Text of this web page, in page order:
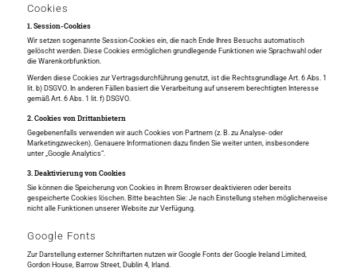
Cookies
1. Session-Cookies
Wir setzen sogenannte Session-Cookies ein, die nach Ende Ihres Besuchs automatisch
gelöscht werden. Diese Cookies ermöglichen grundlegende Funktionen wie Sprachwahl oder
die Warenkorbfunktion.
Werden diese Cookies zur Vertragsdurchführung genutzt, ist die Rechtsgrundlage Art. 6 Abs. 1
lit. b) DSGVO. In anderen Fällen basiert die Verarbeitung auf unserem berechtigten Interesse
gemäß Art. 6 Abs. 1 lit. f) DSGVO.
2. Cookies von Drittanbietern
Gegebenenfalls verwenden wir auch Cookies von Partnern (z. B. zu Analyse- oder
Marketingzwecken). Genauere Informationen dazu finden Sie weiter unten, insbesondere
unter „Google Analytics“.
3. Deaktivierung von Cookies
Sie können die Speicherung von Cookies in Ihrem Browser deaktivieren oder bereits
gespeicherte Cookies löschen. Bitte beachten Sie: Je nach Einstellung stehen möglicherweise
nicht alle Funktionen unserer Website zur Verfügung.
Google Fonts
Zur Darstellung externer Schriftarten nutzen wir Google Fonts der Google Ireland Limited,
Gordon House, Barrow Street, Dublin 4, Irland.